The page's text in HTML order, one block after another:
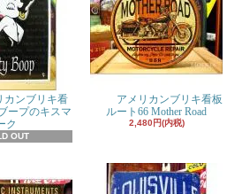
カンブリキ看
ープのキスマ
ク
OUT
アメリカンブリキ看板
ルート66 Mother Road
2,480円(内税)